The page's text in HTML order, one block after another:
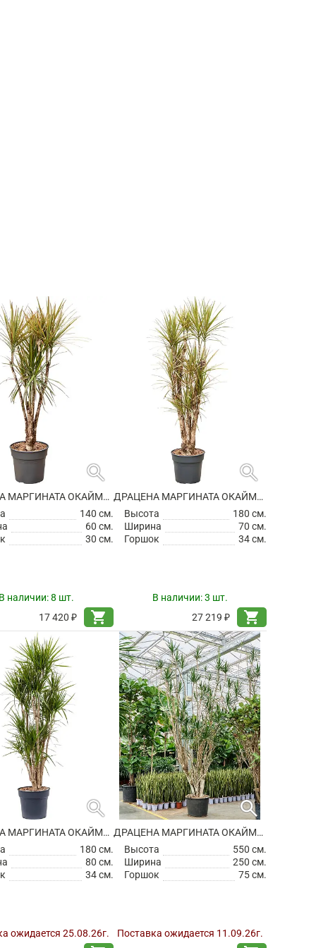
search
ДРАЦЕНА МАРГИНАТА ОКАЙМЛЕННАЯ РАЗВЕТВЛЕННАЯ
140 см.
60 см.
30 см.
наличии:8 шт.
17 420 ₽
shopping_cart
search
ДРАЦЕНА МАРГИНАТА ОКАЙМЛЕННАЯ РАЗВЕТВЛЕННАЯ
Высота
180 см.
Ширина
70 см.
Горшок
34 см.
В наличии:3 шт.
27 219 ₽
shopping_cart
search
ДРАЦЕНА МАРГИНАТА ОКАЙМЛЕННАЯ РАЗВЕТВЛЕННАЯ
180 см.
80 см.
34 см.
ожидается 25.08.26г.
search
ДРАЦЕНА МАРГИНАТА ОКАЙМЛЕННАЯ РАЗВЕТВЛЕННАЯ
Высота
550 см.
Ширина
250 см.
Горшок
75 см.
Поставка ожидается 11.09.26г.